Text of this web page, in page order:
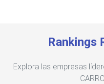
Rankings
Explora las empresas